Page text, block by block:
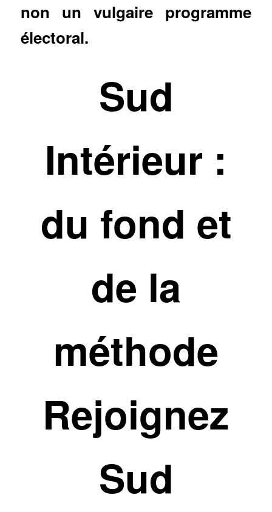
non un vulgaire programme
électoral.
Sud
Intérieur :
du fond et
de la
méthode
Rejoignez
Sud